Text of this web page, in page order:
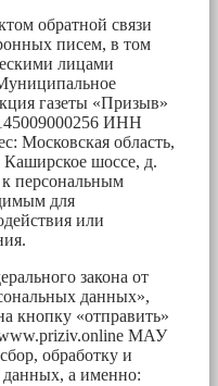
обратной связи
писем, в том
лицами
газеты «Призыв»
ИНН
Московская область,
шоссе, д.
персональным
для
или
закона от
данных»,
кнопку «отправить»
www.priziv.online МАУ
обработку и
данных, а именно: